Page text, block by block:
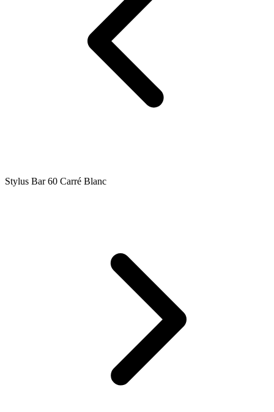
Stylus Bar 60 Carré Blanc